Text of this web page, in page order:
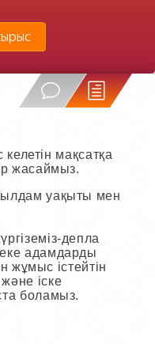
келетін мақсатқа
жасаймыз.
уақыты мен
депла
адамдарды
жұмыс істейтін
іске
боламыз.